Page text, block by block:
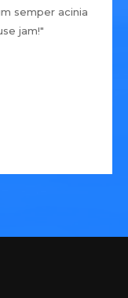
semper acinia
jam!"